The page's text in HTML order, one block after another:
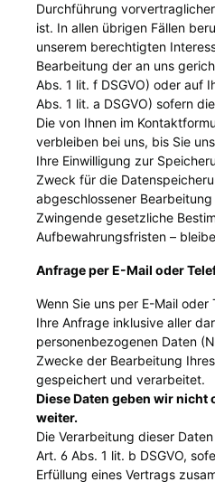
Durchführung
ist. In allen übrigen Fällen
unserem berechtigten
Bearbeitung der an uns
Abs. 1 lit. f DSGVO) oder auf
Abs. 1 lit. a DSGVO) sofern
Die von Ihnen im
verbleiben bei uns, bis Sie
Ihre Einwilligung zur
Zweck für die
abgeschlossener
Zwingende gesetzliche
Aufbewahrungsfristen –
Anfrage per E-Mail oder
Wenn Sie uns per E-Mail
Ihre Anfrage inklusive aller
personenbezogenen Daten
Zwecke der Bearbeitung
gespeichert und verarbeitet.
Diese Daten geben wir
weiter.
Die Verarbeitung dieser
Art. 6 Abs. 1 lit. b DSGVO,
Erfüllung eines Vertrags